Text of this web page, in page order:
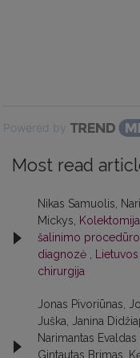
Powered by
Most read
Nikas Samuolis,
Mickys,
šalinimo
diagnozė
chirurgija
Jonas Pivoriūnas,
Juška, Janina
Narimantas
Gintautas Brimas,